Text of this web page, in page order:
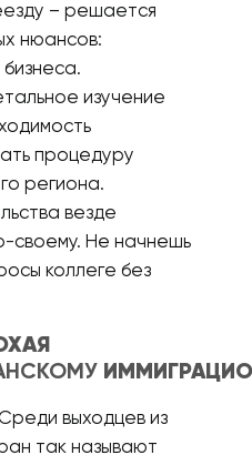
– решается
нюансов:
изучение
процедуру
региона.
везде
своему. Не начнешь
коллеге без
выходцев из
так называют